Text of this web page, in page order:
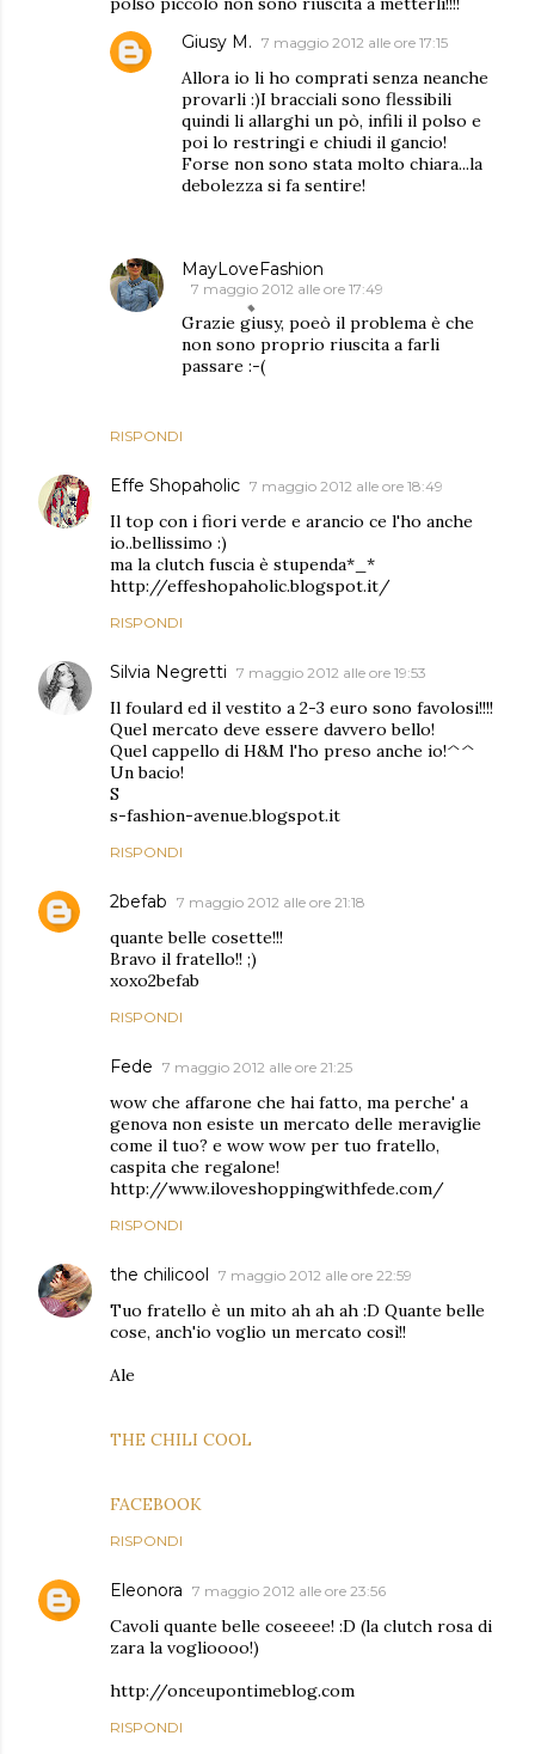
RISPONDI
Giusy M. 7 maggio 2012 alle ore 17:15
Allora io li ho comprati senza neanche
provarli :)I bracciali sono flessibili
quindi li allarghi un pò, infili il polso e
poi lo restringi e chiudi il gancio!
Forse non sono stata molto chiara...la
debolezza si fa sentire!
MayLoveFashion
7 maggio 2012 alle ore 17:49
Grazie giusy, poeò il problema è che
non sono proprio riuscita a farli
passare :-(
Effe Shopaholic 7 maggio 2012 alle ore 18:49
Il top con i fiori verde e arancio ce l'ho anche
io..bellissimo :)
ma la clutch fuscia è stupenda*_*
http://effeshopaholic.blogspot.it/
RISPONDI
Silvia Negretti 7 maggio 2012 alle ore 19:53
Il foulard ed il vestito a 2-3 euro sono favolosi!!!!
Quel mercato deve essere davvero bello!
Quel cappello di H&M l'ho preso anche io!^^
Un bacio!
S
s-fashion-avenue.blogspot.it
RISPONDI
2befab 7 maggio 2012 alle ore 21:18
quante belle cosette!!!
Bravo il fratello!! ;)
xoxo2befab
RISPONDI
Fede 7 maggio 2012 alle ore 21:25
wow che affarone che hai fatto, ma perche' a
genova non esiste un mercato delle meraviglie
come il tuo? e wow wow per tuo fratello,
caspita che regalone!
http://www.iloveshoppingwithfede.com/
RISPONDI
the chilicool 7 maggio 2012 alle ore 22:59
Tuo fratello è un mito ah ah ah :D Quante belle
cose, anch'io voglio un mercato così!!
Ale
THE CHILI COOL
FACEBOOK
RISPONDI
Eleonora 7 maggio 2012 alle ore 23:56
Cavoli quante belle coseeee! :D (la clutch rosa di
zara la voglioooo!)
http://onceupontimeblog.com
RISPONDI